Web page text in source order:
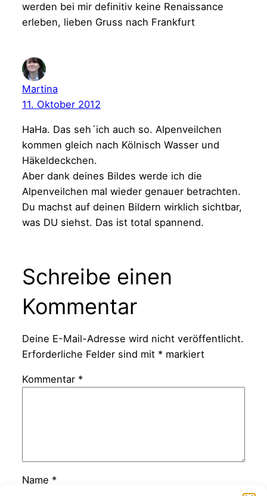
werden bei mir definitiv keine Renaissance
erleben, lieben Gruss nach Frankfurt
Martina
11. Oktober 2012
HaHa. Das seh´ich auch so. Alpenveilchen
kommen gleich nach Kölnisch Wasser und
Häkeldeckchen.
Aber dank deines Bildes werde ich die
Alpenveilchen mal wieder genauer betrachten.
Du machst auf deinen Bildern wirklich sichtbar,
was DU siehst. Das ist total spannend.
Schreibe einen
Kommentar
Deine E-Mail-Adresse wird nicht veröffentlicht.
Erforderliche Felder sind mit *markiert
Kommentar *
Name *